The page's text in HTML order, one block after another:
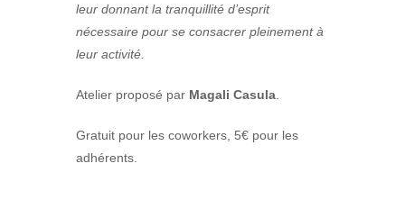
leur donnant la tranquillité d’esprit
nécessaire pour se consacrer pleinement à
leur activité.
Atelier proposé par Magali Casula
Gratuit pour les coworkers, 5€ pour les
adhérents.